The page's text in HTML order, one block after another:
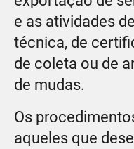
e as atividades
técnica, de
de coleta ou de
de mudas.
Os
aqueles que